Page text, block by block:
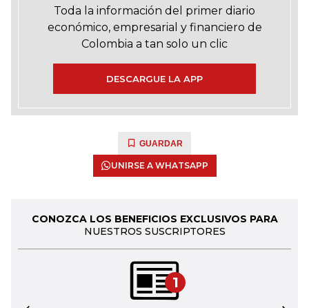
Toda la información del primer diario
económico, empresarial y financiero de
Colombia a tan solo un clic
DESCARGUE LA APP
GUARDAR
UNIRSE A WHATSAPP
CONOZCA LOS BENEFICIOS EXCLUSIVOS PARA
NUESTROS SUSCRIPTORES
1